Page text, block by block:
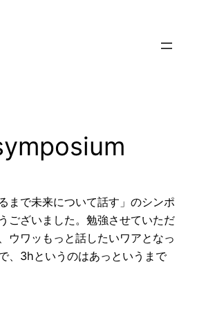
まで未来について話す」のシンポ
ございました。勉強させていただ
ウワッもっと話したいワアとなっ
、3hというのはあっというまで